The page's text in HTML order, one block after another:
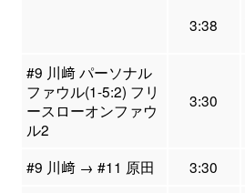
3:38
#9 川﨑 パーソナル
ファウル(1-5:2) フリ
ースローオンファウ
ル2
3:30
#9 川﨑 → #11 原田
3:30